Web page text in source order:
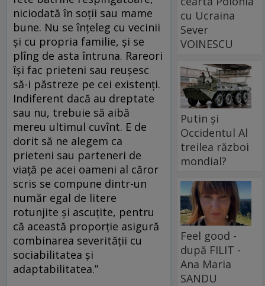
niciodată în soții sau mame
bune. Nu se înțeleg cu vecinii
și cu propria familie, și se
plîng de asta întruna. Rareori
își fac prieteni sau reușesc
să-i păstreze pe cei existenți.
Indiferent dacă au dreptate
sau nu, trebuie să aibă
mereu ultimul cuvînt. E de
dorit să ne alegem ca
prieteni sau parteneri de
viață pe acei oameni al căror
scris se compune dintr-un
număr egal de litere
rotunjite și ascuțite, pentru
că această proporție asigură
combinarea severității cu
sociabilitatea și
adaptabilitatea.”
cu Ucraina
Sever
VOINESCU
Putin și
Occidentul Al
treilea război
mondial?
Feel good -
după FILIT -
Ana Maria
SANDU